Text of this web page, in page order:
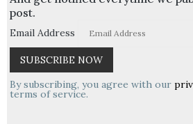
post.
Email Address
By subscribing, you agree with our
terms of service.